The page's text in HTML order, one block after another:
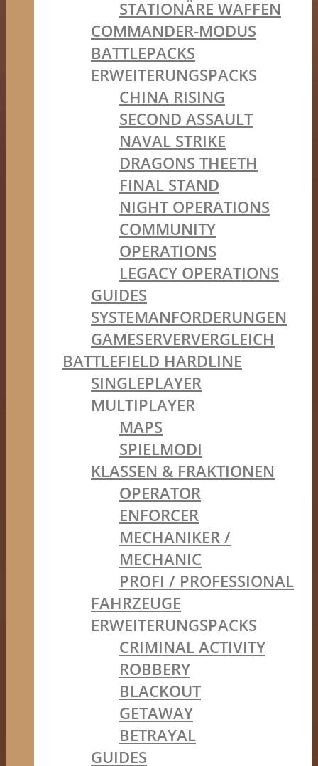
STATIONÄRE WAFFEN
COMMANDER-MODUS
BATTLEPACKS
ERWEITERUNGSPACKS
CHINA RISING
SECOND ASSAULT
NAVAL STRIKE
DRAGONS THEETH
FINAL STAND
NIGHT OPERATIONS
COMMUNITY
OPERATIONS
LEGACY OPERATIONS
GUIDES
SYSTEMANFORDERUNGEN
GAMESERVERVERGLEICH
BATTLEFIELD HARDLINE
SINGLEPLAYER
MULTIPLAYER
MAPS
SPIELMODI
KLASSEN & FRAKTIONEN
OPERATOR
ENFORCER
MECHANIKER /
MECHANIC
PROFI / PROFESSIONAL
FAHRZEUGE
ERWEITERUNGSPACKS
CRIMINAL ACTIVITY
ROBBERY
BLACKOUT
GETAWAY
BETRAYAL
GUIDES